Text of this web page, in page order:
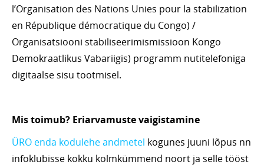
l’Organisation des Nations Unies pour la stabilization
en République démocratique du Congo) /
Organisatsiooni stabiliseerimismissioon Kongo
Demokraatlikus Vabariigis) programm nutitelefoniga
digitaalse sisu tootmisel.
Mis toimub? Eriarvamuste vaigistamine
ÜRO enda kodulehe andmetel kogunes juuni lõpus nn
infoklubisse kokku kolmkümmend noort ja selle tööst